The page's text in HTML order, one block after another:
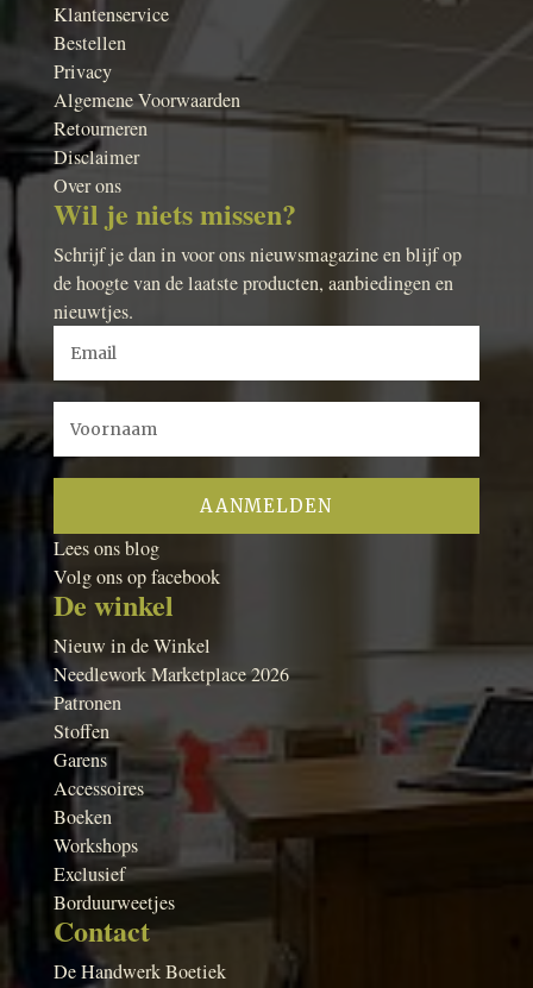
Klantenservice
Bestellen
Privacy
Algemene Voorwaarden
Retourneren
Disclaimer
Over ons
Wil je niets missen?
Schrijf je dan in voor ons nieuwsmagazine en blijf op
de hoogte van de laatste producten, aanbiedingen en
nieuwtjes.
Lees ons blog
Volg ons op facebook
De winkel
Nieuw in de Winkel
Needlework Marketplace 2026
Patronen
Stoffen
Garens
Accessoires
Boeken
Workshops
Exclusief
Borduurweetjes
Contact
De Handwerk Boetiek